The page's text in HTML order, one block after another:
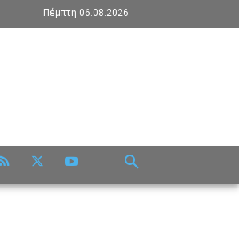
Πέμπτη 06.08.2026